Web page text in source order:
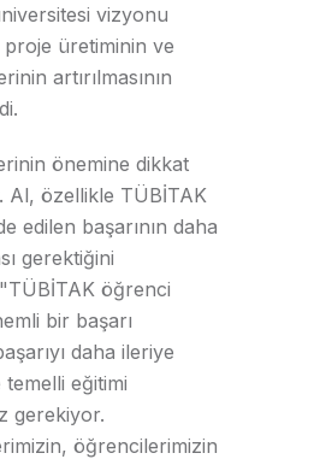
vizyonu
üretiminin ve
artırılmasının
önemine dikkat
Al, özellikle TÜBİTAK
edilen başarının daha
gerektiğini
öğrenci
bir başarı
daha ileriye
eğitimi
gerekiyor.
öğrencilerimizin